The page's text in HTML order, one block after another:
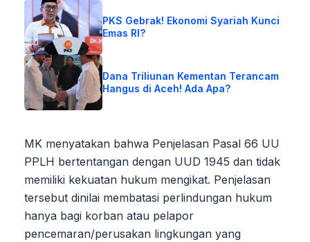
PKS Gebrak! Ekonomi Syariah Kunci
Emas RI?
Dana Triliunan Kementan Terancam
Hangus di Aceh! Ada Apa?
MK menyatakan bahwa Penjelasan Pasal 66 UU
PPLH bertentangan dengan UUD 1945 dan tidak
memiliki kekuatan hukum mengikat. Penjelasan
tersebut dinilai membatasi perlindungan hukum
hanya bagi korban atau pelapor
pencemaran/perusakan lingkungan yang